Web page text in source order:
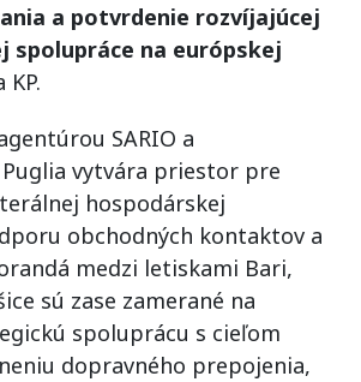
a potvrdenie rozvíjajúcej
spolupráce na európskej
KP.
SARIO a
vytvára priestor pre
hospodárskej
obchodných kontaktov a
medzi letiskami Bari,
sú zase zamerané na
spoluprácu s cieľom
dopravného prepojenia,